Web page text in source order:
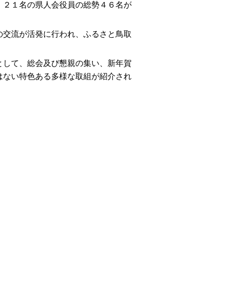
１名の県人会役員の総勢４６名が
流が活発に行われ、ふるさと鳥取
て、総会及び懇親の集い、新年賀
い特色ある多様な取組が紹介され